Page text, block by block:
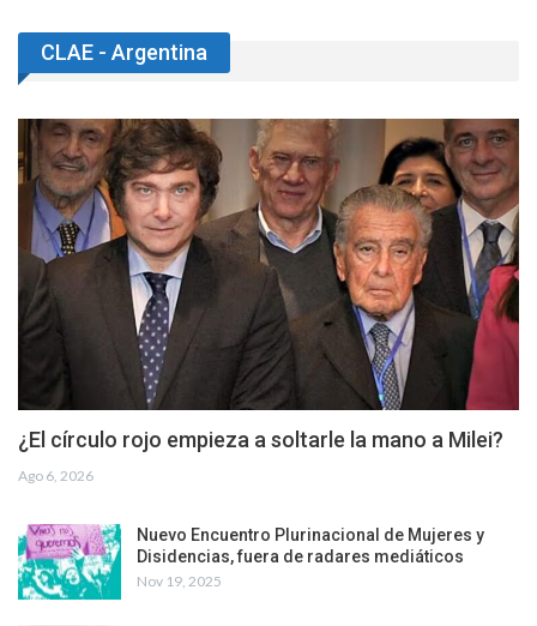
CLAE - Argentina
¿El círculo rojo empieza a soltarle la mano a Milei?
Ago 6, 2026
Nuevo Encuentro Plurinacional de Mujeres y
Disidencias, fuera de radares mediáticos
Nov 19, 2025